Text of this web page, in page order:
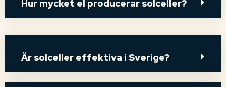
Hur mycket el producerar solceller?
Är solceller effektiva i Sverige?